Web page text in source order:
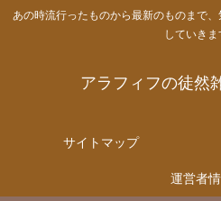
あの時流行ったものから最新のものまで
していきま
アラフィフの徒然
サイトマップ
運営者